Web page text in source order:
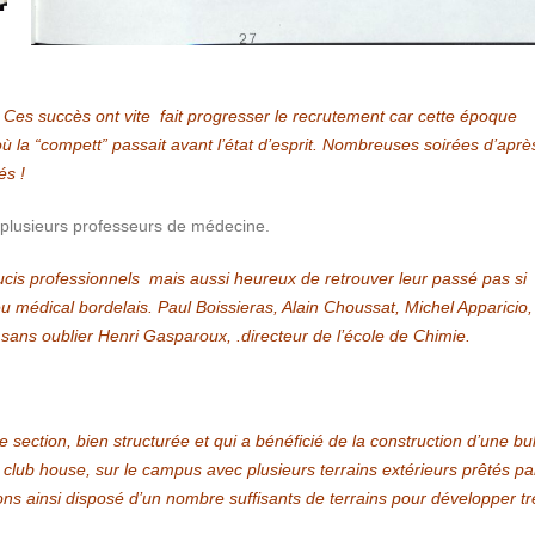
succès ont vite fait progresser le recrutement car cette époque
“compett” passait avant l’état d’esprit. Nombreuses soirées
!
professeurs de médecine.
professionnels mais aussi heureux de retrouver leur passé pas si
bordelais. Paul Boissieras, Alain Choussat, Michel Apparicio,
oublier Henri Gasparoux, .directeur de l’école de Chimie.
bien structurée et qui a bénéficié de la construction d’une
house, sur le campus avec plusieurs terrains extérieurs prêtés
ainsi disposé d’un nombre suffisants de terrains pour développer